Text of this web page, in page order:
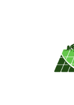
UNTERNEHMEN